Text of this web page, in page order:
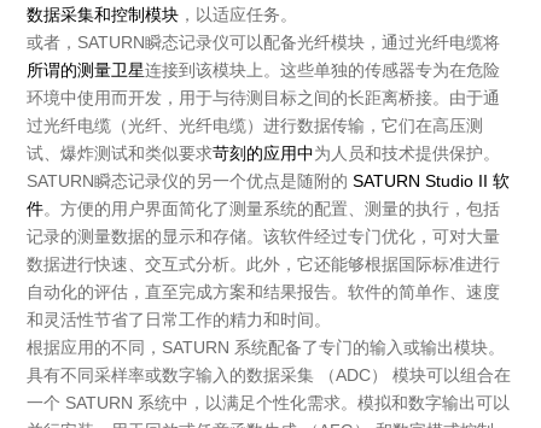
数据采集和控制模块 ，以适应任务。
或者，SATURN瞬态记录仪可以配备光纤模块，通过光纤电缆将
所谓的测量卫星连接到该模块上。这些单独的传感器专为在危险
环境中使用而开发，用于与待测目标之间的长距离桥接。由于通
过光纤电缆（光纤、光纤电缆）进行数据传输，它们在高压测
试、爆炸测试和类似要求苛刻的应用中为人员和技术提供保护。
SATURN瞬态记录仪的另一个优点是随附的SATURN Studio II软
件。方便的用户界面简化了测量系统的配置、测量的执行，包括
记录的测量数据的显示和存储。该软件经过专门优化，可对大量
数据进行快速、交互式分析。此外，它还能够根据国际标准进行
自动化的评估，直至完成方案和结果报告。软件的简单作、速度
和灵活性节省了日常工作的精力和时间。
根据应用的不同，SATURN 系统配备了专门的输入或输出模块。
具有不同采样率或数字输入的数据采集 （ADC） 模块可以组合在
一个 SATURN 系统中，以满足个性化需求。模拟和数字输出可以